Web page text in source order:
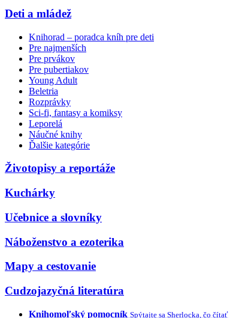
Deti a mládež
Knihorad – poradca kníh pre deti
Pre najmenších
Pre prvákov
Pre pubertiakov
Young Adult
Beletria
Rozprávky
Sci-fi, fantasy a komiksy
Leporelá
Náučné knihy
Ďalšie kategórie
Životopisy a reportáže
Kuchárky
Učebnice a slovníky
Náboženstvo a ezoterika
Mapy a cestovanie
Cudzojazyčná literatúra
Knihomoľský pomocník Spýtajte sa Sherlocka, čo čítať